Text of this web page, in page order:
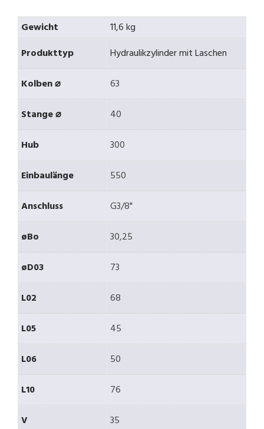
Gewicht
11,6 kg
Produkttyp
Hydraulikzylinder mit Laschen
Kolben ⌀
63
Stange ⌀
40
Hub
300
Einbaulänge
550
Anschluss
G3/8"
øBo
30,25
øD03
73
L02
68
L05
45
L06
50
L10
76
V
35